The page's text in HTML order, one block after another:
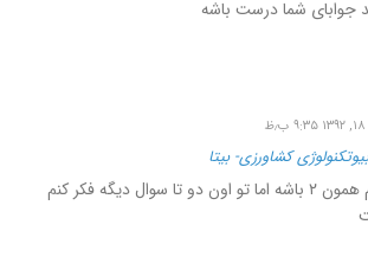
جوابای شما درست باشه
کشاورزی- بیتا
۸۶ رو فکر کنم همون ۲ باشه اما تو اون دو تا سوال دیگه فکر کنم